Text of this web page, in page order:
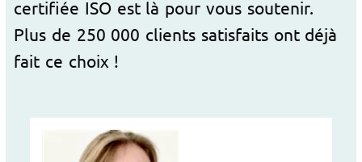
certifiée ISO est là pour vous soutenir.
Plus de 250 000 clients satisfaits ont déjà
fait ce choix !